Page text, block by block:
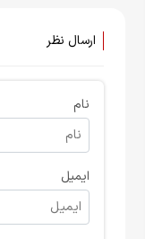
ارسال نظر
نام
ایمیل